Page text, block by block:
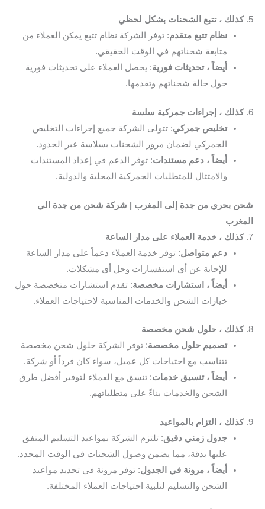
5. كذلك ، تتبع الشحنات بشكل لحظي
نظام تتبع متقدم: توفر الشركة نظام تتبع يمكن العملاء من
متابعة شحناتهم في الوقت الحقيقي.
أيضاً ، تحديثات فورية: يحصل العملاء على تحديثات فورية
حول حالة شحناتهم وتقدمها.
6. كذلك ، إجراءات جمركية سلسة
تخليص جمركي: تتولى الشركة جميع إجراءات التخليص
الجمركي لضمان مرور الشحنات بسلاسة عبر الحدود.
أيضاً ، دعم مستندات: توفر الدعم في إعداد المستندات
والامتثال للمتطلبات الجمركية المحلية والدولية.
شحن بحري من جدة إلى المغرب | شركة شحن من جدة الي
المغرب
7. كذلك ، خدمة العملاء على مدار الساعة
دعم متواصل: توفر خدمة العملاء دعماً على مدار الساعة
للإجابة عن أي استفسارات وحل أي مشكلات.
أيضاً ، استشارات مخصصة: تقدم استشارات متخصصة حول
خيارات الشحن والخدمات المناسبة لاحتياجات العملاء.
8. كذلك ، حلول شحن مخصصة
تصميم حلول مخصصة: توفر الشركة حلول شحن مخصصة
تتناسب مع احتياجات كل عميل، سواء كان فرداً أو شركة.
أيضاً ، تنسيق خدمات: تنسق مع العملاء لتوفير أفضل طرق
الشحن والخدمات بناءً على متطلباتهم.
9. كذلك ، التزام بالمواعيد
جدول زمني دقيق: تلتزم الشركة بمواعيد التسليم المتفق
عليها بدقة، مما يضمن وصول الشحنات في الوقت المحدد.
أيضاً ، مرونة في الجدول: توفر مرونة في تحديد مواعيد
الشحن والتسليم لتلبية احتياجات العملاء المختلفة.